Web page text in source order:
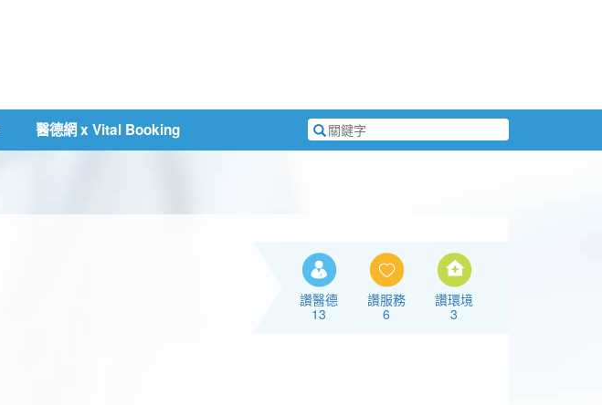
醫德網 x Vital Booking
搜
尋
讚醫德
13
讚服務
6
讚環境
3